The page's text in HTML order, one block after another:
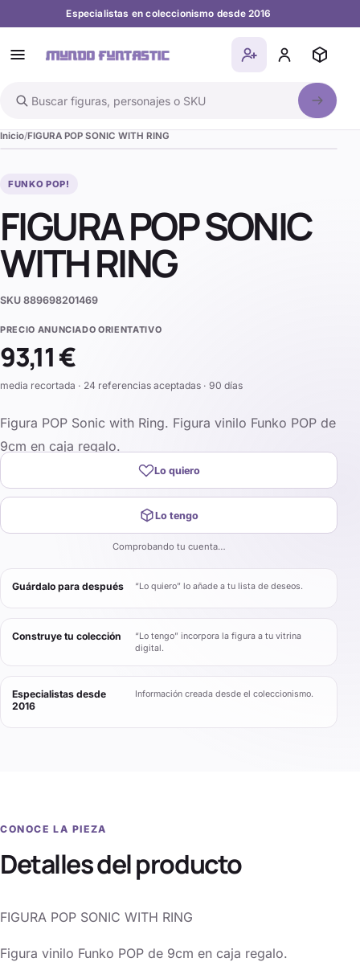
Especialistas en coleccionismo desde 2016
Buscar en el catálogo
Inicio FIGURA POP SONIC WITH RING
FUNKO POP!
FIGURA POP SONIC
WITH RING
SKU 889698201469
PRECIO ANUNCIADO ORIENTATIVO
93,11 €
media recortada · 24 referencias aceptadas · 90 días
Figura POP Sonic with Ring. Figura vinilo Funko POP de
9cm en caja regalo.
Lo quiero
Lo tengo
Comprobando tu cuenta…
Guárdalo para después “Lo quiero” lo añade a tu lista de deseos.
Construye tu colección
“Lo tengo” incorpora la figura a tu vitrina
digital.
Especialistas desde
2016
Información creada desde el coleccionismo.
CONOCE LA PIEZA
Detalles del producto
FIGURA POP SONIC WITH RING
Figura vinilo Funko POP de 9cm en caja regalo.